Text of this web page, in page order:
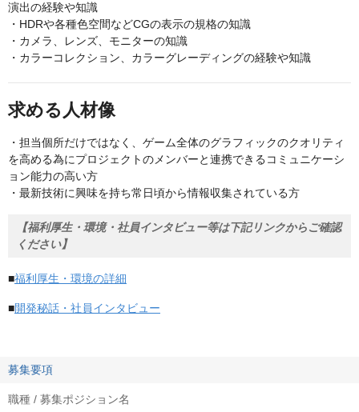
演出の経験や知識
・HDRや各種色空間などCGの表示の規格の知識
・カメラ、レンズ、モニターの知識
・カラーコレクション、カラーグレーディングの経験や知識
求める人材像
・担当個所だけではなく、ゲーム全体のグラフィックのクオリティ
を高める為にプロジェクトのメンバーと連携できるコミュニケーシ
ョン能力の高い方
・最新技術に興味を持ち常日頃から情報収集されている方
【福利厚生・環境・社員インタビュー等は下記リンクからご確認
ください】
■福利厚生・環境の詳細
■開発秘話・社員インタビュー
募集要項
職種 / 募集ポジション名